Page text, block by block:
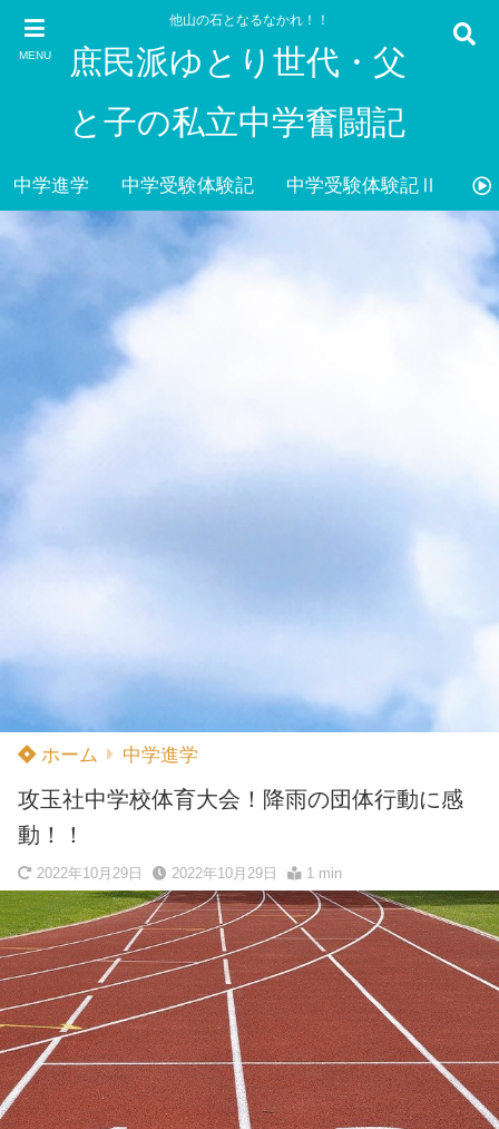
MENU
他山の石となるなかれ！！
庶民派ゆとり世代・父
と子の私立中学奮闘記
中学進学 中学受験体験記 中学受験体験記Ⅱ 雑
ホーム 中学進学
攻玉社中学校体育大会！降雨の団体行動に感
動！！
2022年10月29日 2022年10月29日 1 min